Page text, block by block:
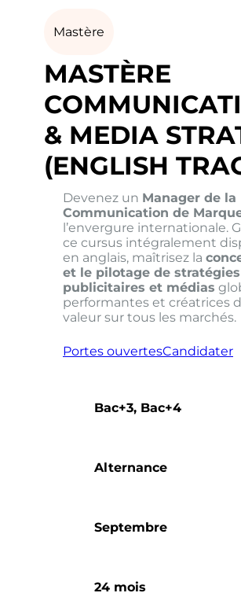
Mastère
MASTÈRE
& MEDIA
(ENGLISH
Devenez un Manager de la
Communication de
l’envergure internationale.
ce cursus intégralement
en anglais, maîtrisez la
et le pilotage de stratégies
publicitaires et médias
performantes et créatrices
valeur sur tous les marchés.
Portes ouvertesCandidater
Bac+3, Bac+4
Alternance
Septembre
24 mois